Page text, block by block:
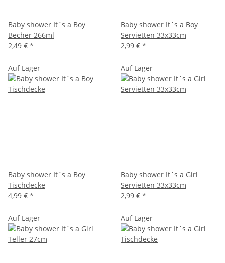
Baby shower It´s a Boy
Becher 266ml
2,49 € *
Baby shower It´s a Boy
Servietten 33x33cm
2,99 € *
Auf Lager
Baby shower It´s a Boy
Tischdecke
4,99 € *
Auf Lager
Baby shower It´s a Girl
Servietten 33x33cm
2,99 € *
Auf Lager Auf Lager